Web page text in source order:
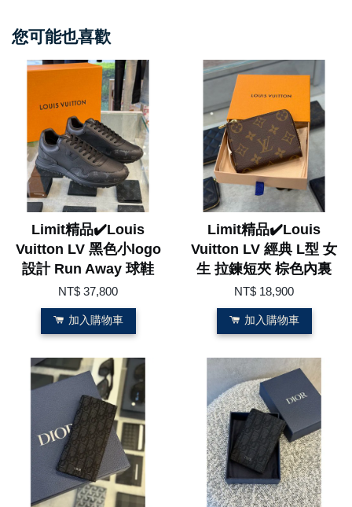
您可能也喜歡
Limit精品✔️Louis
Vuitton LV 黑色小logo
設計 Run Away 球鞋
NT$ 37,800
加入購物車
Limit精品✔️Louis
Vuitton LV 經典 L型 女
生 拉鍊短夾 棕色內裏
NT$ 18,900
加入購物車